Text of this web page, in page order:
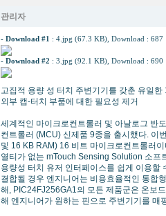
관리자
- Download #1 : 4.jpg (67.3 KB) , Download : 687
- Download #2 : 3.jpg (92.1 KB) , Download : 690
고집적 용량 성 터치 주변기기를 갖춘 유일
외부 캡-터치 부품에 대한 필요성 제거
세계적인 마이크로컨트롤러 및 아날로그 반
컨트롤러 (MCU) 신제품 9종을 출시했다. 이
및 16 KB RAM) 16 비트 마이크로컨트롤러
열티가 없는 mTouch Sensing Solution 소프
용량성 터치 유저 인터페이스를 쉽게 이용
결합될 경우 엔지니어는 비용효율적인 통합
해, PIC24FJ256GA1의 모든 제품군은 온보
해 엔지니어가 원하는 핀으로 주변기기를 매